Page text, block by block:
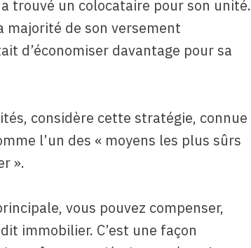
trouvé un colocataire pour son unité.
majorité de son versement
d’économiser davantage pour sa
considère cette stratégie, connue
l’un des « moyens les plus sûrs
».
vous pouvez compenser,
immobilier. C’est une façon